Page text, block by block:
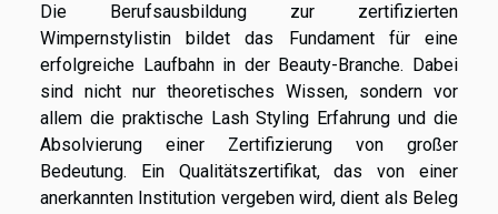
Die Berufsausbildung zur zertifizierten
Wimpernstylistin bildet das Fundament für eine
erfolgreiche Laufbahn in der Beauty-Branche. Dabei
sind nicht nur theoretisches Wissen, sondern vor
allem die praktische Lash Styling Erfahrung und die
Absolvierung einer Zertifizierung von großer
Bedeutung. Ein Qualitätszertifikat, das von einer
anerkannten Institution vergeben wird, dient als Beleg